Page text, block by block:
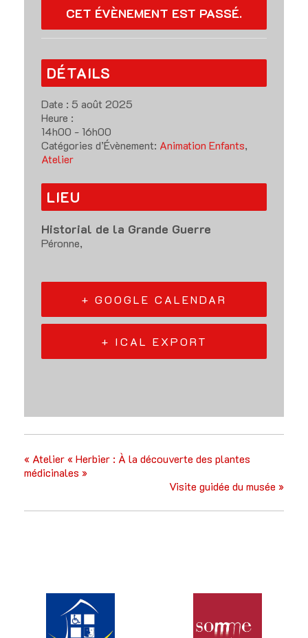
CET ÉVÈNEMENT EST PASSÉ.
DÉTAILS
Date : 5 août 2025
Heure :
14h00 - 16h00
Catégories d’Évènement: Animation Enfants,
Atelier
LIEU
Historial de la Grande Guerre
Péronne,
+ GOOGLE CALENDAR
+ ICAL EXPORT
« Atelier « Herbier : À la découverte des plantes
médicinales »
Visite guidée du musée »